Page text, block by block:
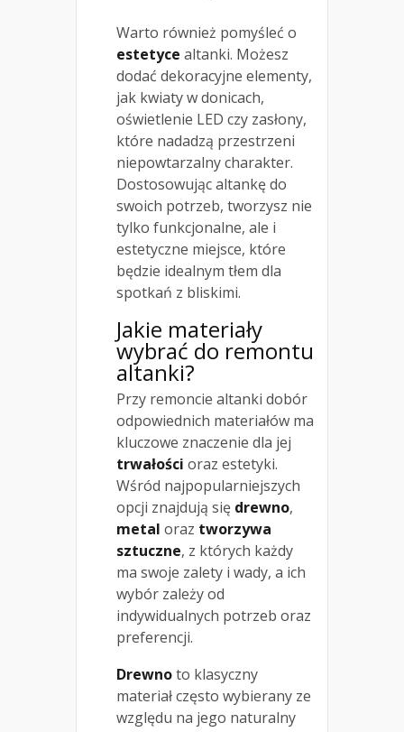
Warto również pomyśleć o
estetyce altanki. Możesz
dodać dekoracyjne elementy,
jak kwiaty w donicach,
oświetlenie LED czy zasłony,
które nadadzą przestrzeni
niepowtarzalny charakter.
Dostosowując altankę do
swoich potrzeb, tworzysz nie
tylko funkcjonalne, ale i
estetyczne miejsce, które
będzie idealnym tłem dla
spotkań z bliskimi.
Jakie materiały
wybrać do remontu
altanki?
Przy remoncie altanki dobór
odpowiednich materiałów ma
kluczowe znaczenie dla jej
trwałości oraz estetyki.
Wśród najpopularniejszych
opcji znajdują się drewno,
metal oraz tworzywa
sztuczne, z których każdy
ma swoje zalety i wady, a ich
wybór zależy od
indywidualnych potrzeb oraz
preferencji.
Drewnoto klasyczny
materiał często wybierany ze
względu na jego naturalny